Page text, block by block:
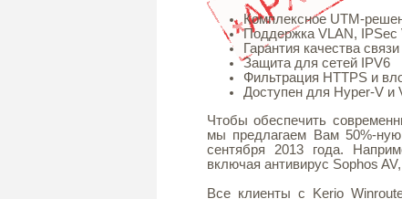
Комплексное UTM-
Поддержка VLAN, IPSec
Гарантия качества
Защита для сетей IPV6
Фильтрация HTTPS и
Доступен для Hyper-V и
Чтобы обеспечить
мы предлагаем Вам 50%-
сентября 2013 года.
включая антивирус Sophos
Все клиенты с Kerio